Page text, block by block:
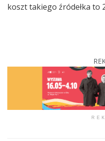
koszt takiego źródełka to